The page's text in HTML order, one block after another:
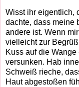
Wisst ihr eigentlich,
dachte, dass meine
andere ist. Wenn
vielleicht zur
Kuss auf die
versunken. Hab
Schweiß rieche,
Haut abgestoßen